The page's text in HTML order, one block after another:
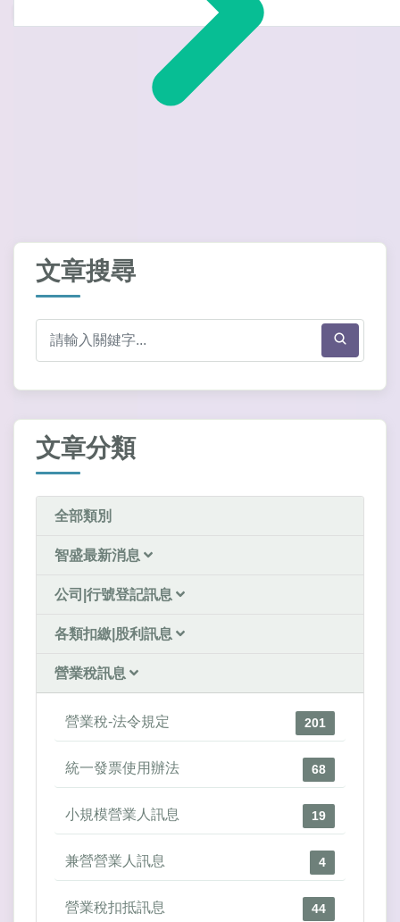
文章搜尋
文章分類
全部類別
智盛最新消息
公司|行號登記訊息
各類扣繳|股利訊息
營業稅訊息
營業稅-法令規定 201
統一發票使用辦法 68
小規模營業人訊息 19
兼營營業人訊息 4
營業稅扣抵訊息 44